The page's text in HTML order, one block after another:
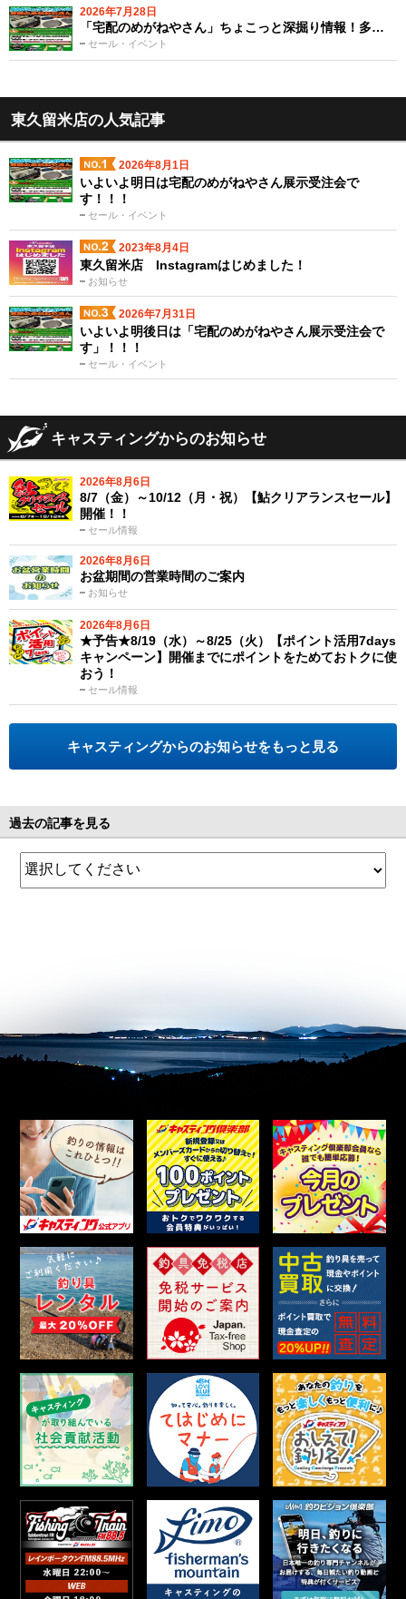
2026年7月28日
セール・イベント
「宅配のめがねやさん」ちょこっと深掘り情報！多…
東久留米店の人気記事
2026年8月1日
セール・イベント
いよいよ明日は宅配のめがねやさん展示受注会で
す！！！
2023年8月4日
お知らせ
東久留米店 Instagramはじめました！
2026年7月31日
セール・イベント
いよいよ明後日は「宅配のめがねやさん展示受注会で
す」！！！
キャスティングからのお知らせ
2026年8月6日
セール情報
8/7（金）～10/12（月・祝）【鮎クリアランスセール】
開催！！
2026年8月6日
お知らせ
お盆期間の営業時間のご案内
2026年8月6日
セール情報
★予告★8/19（水）～8/25（火）【ポイント活用7days
キャンペーン】開催までにポイントをためておトクに使
おう！
キャスティングからのお知らせをもっと見る
過去の記事を見る